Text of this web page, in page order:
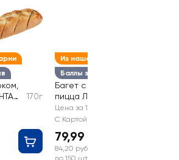
170г
Из нашей пекарни
Баллы за отзыв
Багет с начинкой
пицца ЛЕНТА FRESH
Цена за 1 шт
С Картой №1
79,99 руб
84,20 руб
до 150 шт